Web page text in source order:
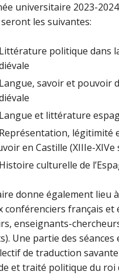
universitaire 2023-
les suivantes:
Littérature politique dans
Langue, savoir et pouvoir
Langue et littérature
Représentation, légitimité
en Castille (XIIIe-XIVe
Histoire culturelle de
donne également lieu
conférenciers français et
enseignants-
Une partie des séances
de traduction
et traité politique du roi